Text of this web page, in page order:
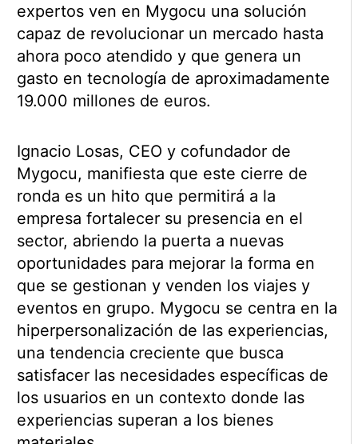
expertos ven en Mygocu una solución
capaz de revolucionar un mercado hasta
ahora poco atendido y que genera un
gasto en tecnología de aproximadamente
19.000 millones de euros.
Ignacio Losas, CEO y cofundador de
Mygocu, manifiesta que este cierre de
ronda es un hito que permitirá a la
empresa fortalecer su presencia en el
sector, abriendo la puerta a nuevas
oportunidades para mejorar la forma en
que se gestionan y venden los viajes y
eventos en grupo. Mygocu se centra en la
hiperpersonalización de las experiencias,
una tendencia creciente que busca
satisfacer las necesidades específicas de
los usuarios en un contexto donde las
experiencias superan a los bienes